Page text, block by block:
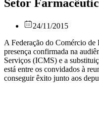
Setor
24/11/2015
A Federação do Comércio
presença confirmada na
Serviços (ICMS) e a
está entre os convidados à
conseguir êxito junto aos